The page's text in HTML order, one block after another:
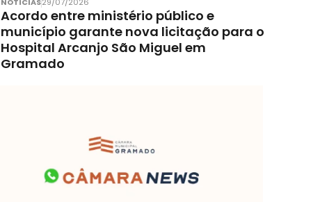
Acordo entre ministério público e
município garante nova licitação para o
Hospital Arcanjo São Miguel em
Gramado